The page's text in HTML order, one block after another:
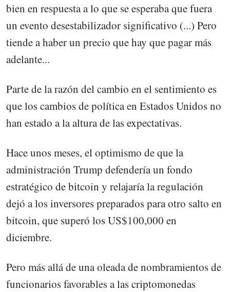
bien en respuesta a lo que se esperaba que fuera
un evento desestabilizador significativo (...) Pero
tiende a haber un precio que hay que pagar más
adelante...
Parte de la razón del cambio en el sentimiento es
que los cambios de política en Estados Unidos no
han estado a la altura de las expectativas.
Hace unos meses, el optimismo de que la
administración Trump defendería un fondo
estratégico de bitcoin y relajaría la regulación
dejó a los inversores preparados para otro salto en
bitcoin, que superó los US$100,000 en
diciembre.
Pero más allá de una oleada de nombramientos de
funcionarios favorables a las criptomonedas